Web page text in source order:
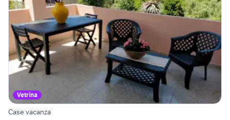
Vetrina
Case vacanza